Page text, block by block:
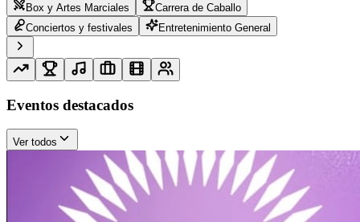
Box y Artes Marciales
Carrera de Caballo
Conciertos y festivales
Entretenimiento General
Eventos destacados
Ver todos